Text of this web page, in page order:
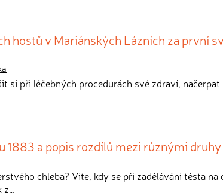
hostů v Mariánských Lázních za první
si při léčebných procedurách své zdraví,
1883 a popis rozdílů mezi různými
chleba? Víte, kdy se při zadělávání těsta na
z…